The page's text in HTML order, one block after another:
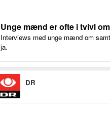
Unge mænd er ofte i tvivl
Interviews med unge mænd om
ja.
DR